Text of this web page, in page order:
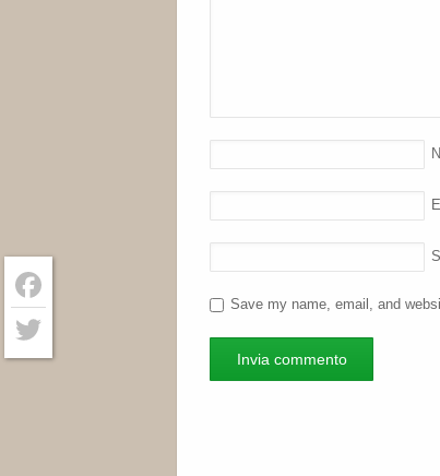
Save my name, email, and
Facebook
Twitter